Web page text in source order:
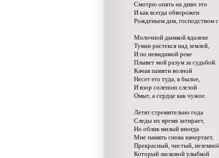
Смотрю опять на диво это
И как всегда обворожен
Рожденьем дня, господством
Молочной дымкой вдалеке
Туман растекся над землей,
И по невидимой реке
Плывет мой разум за судьбой.
Качая памяти волной
Несет его туда, в былое,
И взор соленою слезой
Омыт, а сердце как чужое.
Летят стремительно года
Следы их время затирает,
Но облик милый иногда
Мне память снова начертает,
Прекрасный, чистый,
Который ласковой улыбкой